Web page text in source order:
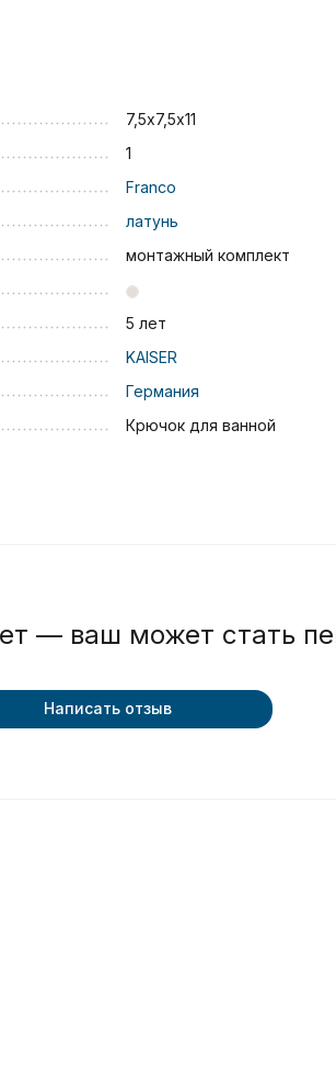
7,5х7,5х11
1
Franco
латунь
монтажный комплект
5 лет
KAISER
Германия
Крючок для ванной
— ваш может стать
Написать отзыв